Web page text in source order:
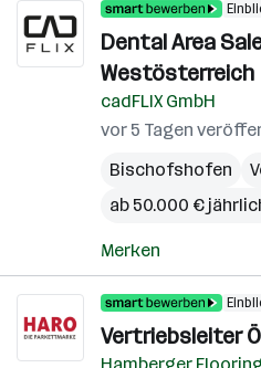
Dental Area
Westösterreich
cadFLIX GmbH
vor 5 Tagen
Bischofshofen
ab 50.000 €
Merken
Vertriebsleiter